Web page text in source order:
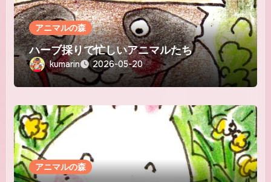
アニマルの森
ハーブ採りで忙しいアニマルたち
kumarin 2026-05-20
アニマルの森